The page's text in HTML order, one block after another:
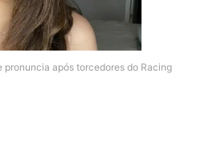
pronuncia após torcedores do Racing